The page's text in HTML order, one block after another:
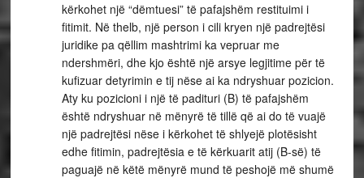
kërkohet një “dëmtuesi” të pafajshëm restituimi i
fitimit. Në thelb, një person i cili kryen një padrejtësi
juridike pa qëllim mashtrimi ka vepruar me
ndershmëri, dhe kjo është një arsye legjitime për të
kufizuar detyrimin e tij nëse ai ka ndryshuar pozicion.
Aty ku pozicioni i një të padituri (B) të pafajshëm
është ndryshuar në mënyrë të tillë që ai do të vuajë
një padrejtësi nëse i kërkohet të shlyejë plotësisht
edhe fitimin, padrejtësia e të kërkuarit atij (B-së) të
paguajë në këtë mënyrë mund të peshojë më shumë